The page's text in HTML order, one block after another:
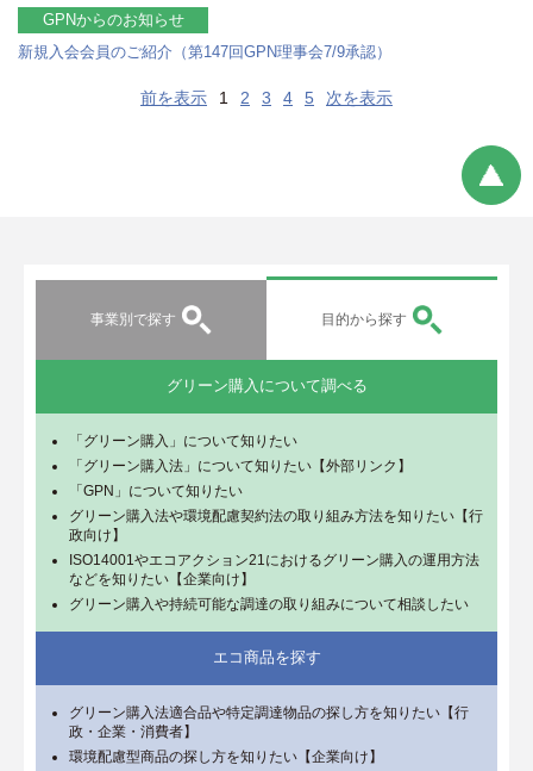
GPNからのお知らせ
新規入会会員のご紹介（第147回GPN理事会7/9承認）
前を表示 1 2 3 4 5 次を表示
事業別で探す 目的から探す
グリーン購入について調べる
「グリーン購入」について知りたい
「グリーン購入法」について知りたい【外部リンク】
「GPN」について知りたい
グリーン購入法や環境配慮契約法の取り組み方法を知りたい【行
政向け】
ISO14001やエコアクション21におけるグリーン購入の運用方法
などを知りたい【企業向け】
グリーン購入や持続可能な調達の取り組みについて相談したい
エコ商品を探す
グリーン購入法適合品や特定調達物品の探し方を知りたい【行
政・企業・消費者】
環境配慮型商品の探し方を知りたい【企業向け】